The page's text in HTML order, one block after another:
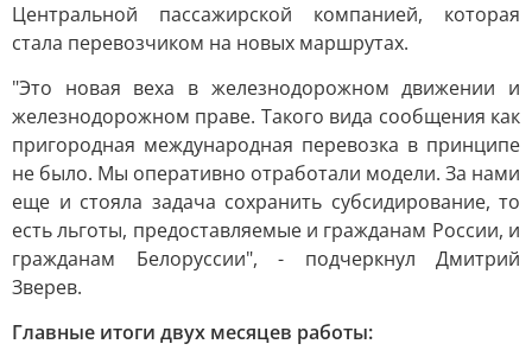
Центральной пассажирской компанией, которая
стала перевозчиком на новых маршрутах.
"Это новая веха в железнодорожном движении и
железнодорожном праве. Такого вида сообщения как
пригородная международная перевозка в принципе
не было. Мы оперативно отработали модели. За нами
еще и стояла задача сохранить субсидирование, то
есть льготы, предоставляемые и гражданам России, и
гражданам Белоруссии", - подчеркнул Дмитрий
Зверев.
Главные итоги двух месяцев работы: